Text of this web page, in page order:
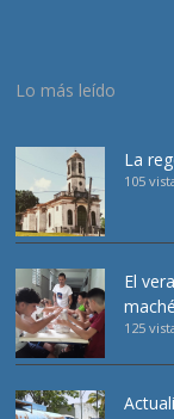
Lo más leído
La
105
El
125